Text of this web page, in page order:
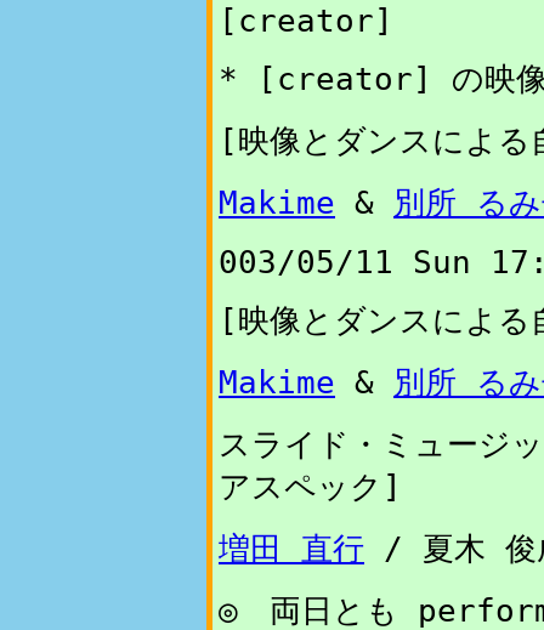
[creator]
* [creator] の映
[映像とダンスによ
Makime & 別所 る
003/05/11 Sun
[映像とダンスによ
Makime & 別所 る
スライド・ミュージ
アスペック]
増田 直行 / 夏木
◎ 両日とも